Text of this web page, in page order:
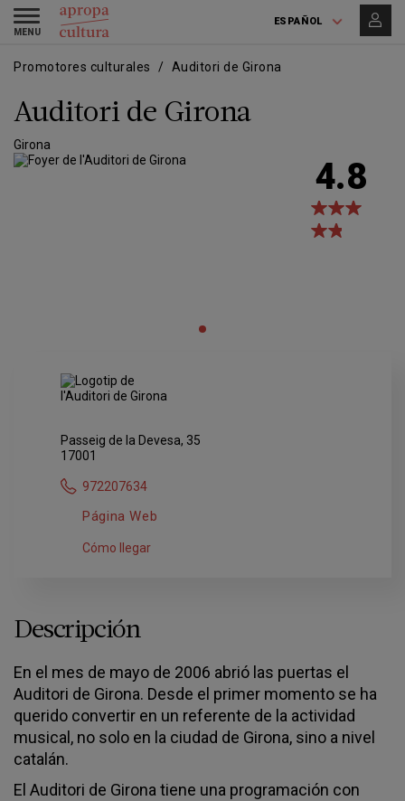
Pasar
contenido
Skip
main
ESPAÑOL
Toggle
navigation
Promotores culturales Auditori de Girona
Auditori de Girona
Girona
4.8
Passeig de la Devesa, 35
17001
972207634
Página Web
Cómo llegar
Descripción
En el mes de mayo de 2006 abrió las puertas el
Auditori de Girona. Desde el primer momento se ha
querido convertir en un referente de la actividad
musical, no solo en la ciudad de Girona, sino a nivel
catalán.
El Auditori de Girona tiene una programación con